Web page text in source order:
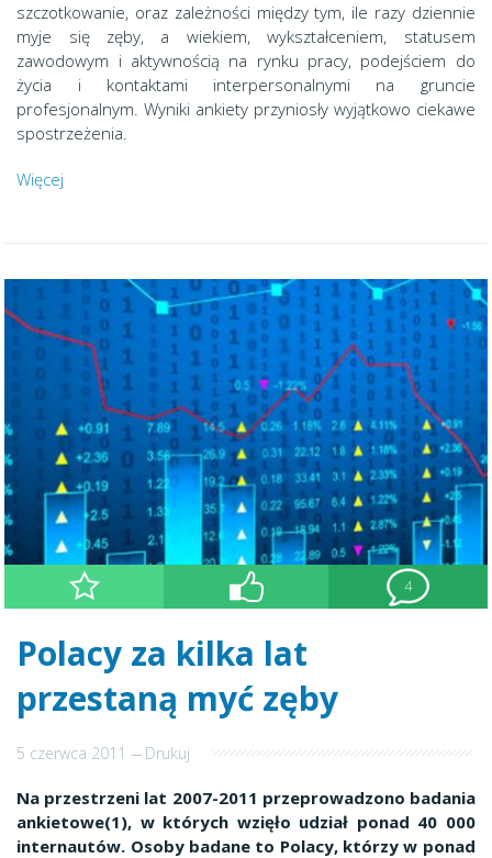
szczotkowanie, oraz zależności między tym, ile razy dziennie
myje się zęby, a wiekiem, wykształceniem, statusem
zawodowym i aktywnością na rynku pracy, podejściem do
życia i kontaktami interpersonalnymi na gruncie
profesjonalnym. Wyniki ankiety przyniosły wyjątkowo ciekawe
spostrzeżenia.
Więcej
4
Polacy za kilka lat
przestaną myć zęby
5 czerwca 2011--- Drukuj
Na przestrzeni lat 2007-2011 przeprowadzono badania
ankietowe(1), w których wzięło udział ponad 40 000
internautów. Osoby badane to Polacy, którzy w ponad